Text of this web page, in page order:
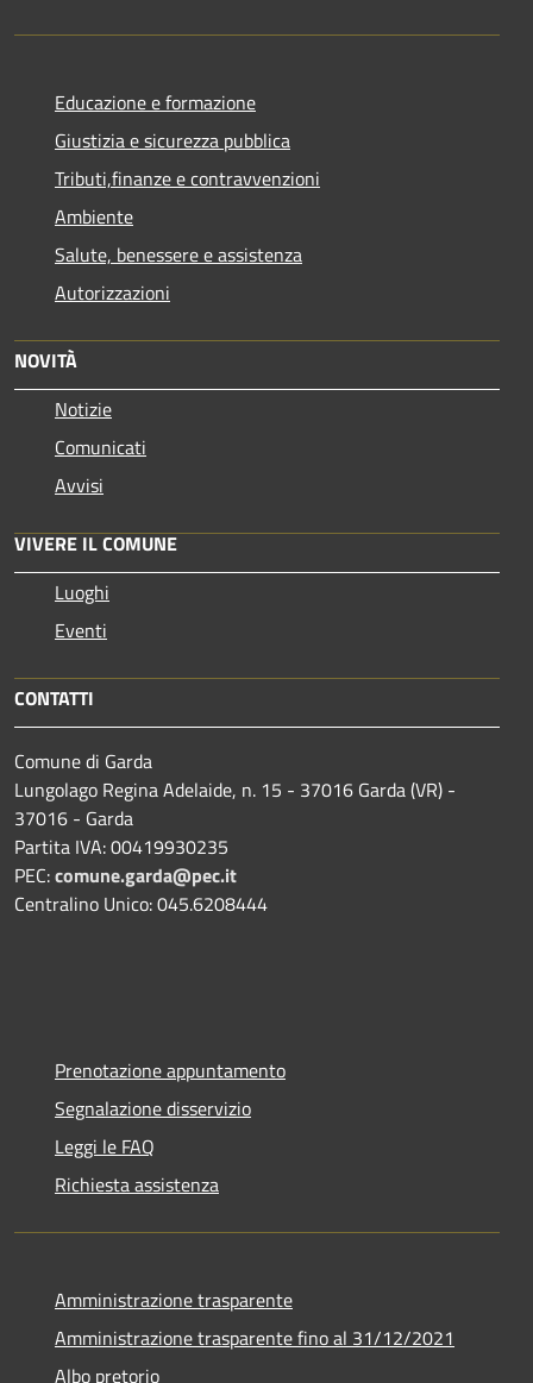
Educazione e formazione
Giustizia e sicurezza pubblica
Tributi,finanze e contravvenzioni
Ambiente
Salute, benessere e assistenza
Autorizzazioni
NOVITÀ
Notizie
Comunicati
Avvisi
VIVERE IL COMUNE
Luoghi
Eventi
CONTATTI
Comune di Garda
Lungolago Regina Adelaide, n. 15 - 37016 Garda (VR) -
37016 - Garda
Partita IVA: 00419930235
PEC:comune.garda@pec.it
Centralino Unico: 045.6208444
Prenotazione appuntamento
Segnalazione disservizio
Leggi le FAQ
Richiesta assistenza
Amministrazione trasparente
Amministrazione trasparente fino al 31/12/2021
Albo pretorio